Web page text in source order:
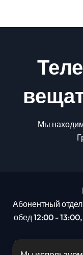
Мы
Абонентный
обед 12:00 -
Рекламный отдел